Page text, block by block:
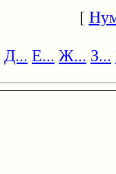
[
Д... Е... Ж... З...